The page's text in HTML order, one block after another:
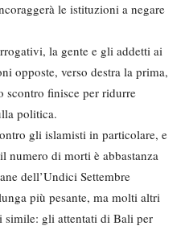
le istituzioni a negare
la gente e gli addetti ai
opposte, verso destra la prima,
scontro finisce per ridurre
politica.
gli islamisti in particolare, e
numero di morti è abbastanza
dell’Undici Settembre
più pesante, ma molti altri
simile: gli attentati di Bali per